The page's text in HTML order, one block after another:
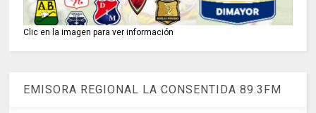
Clic en la imagen para ver información
EMISORA REGIONAL LA CONSENTIDA 89.3FM